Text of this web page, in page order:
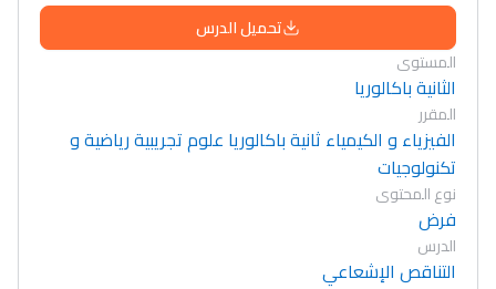
تحميل الدرس
المستوى
الثانية باكالوريا
المقرر
الفيزياء و الكيمياء ثانية باكالوريا علوم تجريبية رياضية و
تكنولوجيات
نوع المحتوى
فرض
الدرس
التناقص الإشعاعي